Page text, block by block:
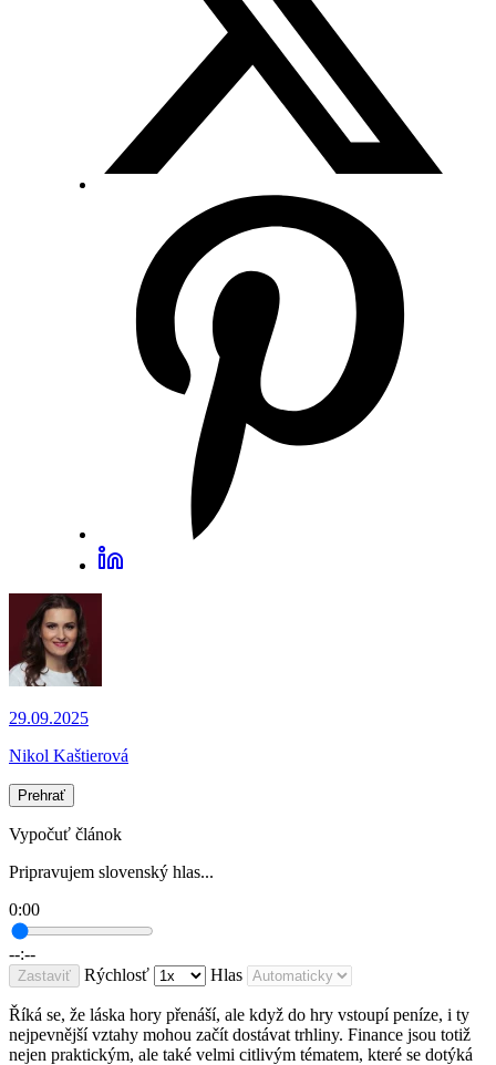
29.09.2025
Nikol Kaštierová
Prehrať
Vypočuť článok
Pripravujem slovenský hlas...
0:00
--:--
Zastaviť Rýchlosť Hlas
Říká se, že láska hory přenáší, ale když do hry vstoupí peníze, i ty
nejpevnější vztahy mohou začít dostávat trhliny. Finance jsou totiž
nejen praktickým, ale také velmi citlivým tématem, které se dotýká